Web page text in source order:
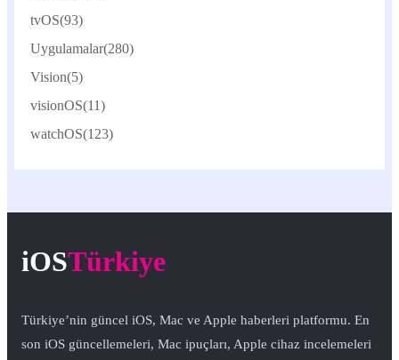
tvOS(93)
Uygulamalar(280)
Vision(5)
visionOS(11)
watchOS(123)
iOSTürkiye
Türkiye’nin güncel iOS, Mac ve Apple haberleri platformu. En
son iOS güncellemeleri, Mac ipuçları, Apple cihaz incelemeleri